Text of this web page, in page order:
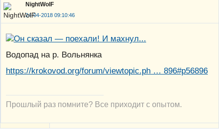
NightWolF
24-04-2018 09:10:46
Водопад на р. Вольнянка
https://krokovod.org/forum/viewtopic.ph … 896#p56896
Прошлый раз помните? Все приходит с опытом.